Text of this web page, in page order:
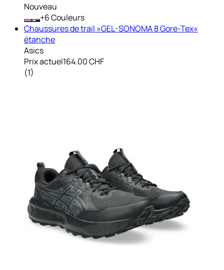
Nouveau
+ Couleurs
Chaussures de trail »GEL-SONOMA 8 Gore-Tex«
étanche
Asics
Prix actuel164.00 CHF
(1)